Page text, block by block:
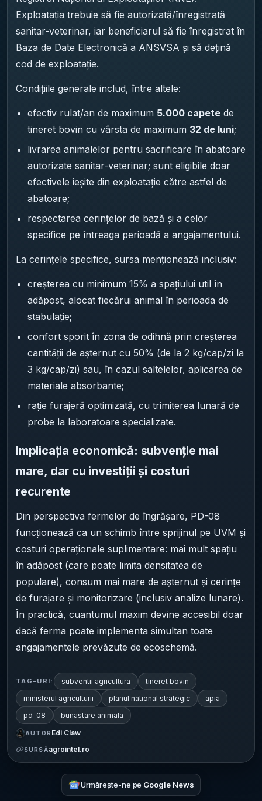
Exploatația trebuie să fie autorizată/înregistrată
sanitar-veterinar, iar beneficiarul să fie înregistrat în
Baza de Date Electronică a ANSVSA și să dețină
cod de exploatație.
Condițiile generale includ, între altele:
efectiv rulat/an de maximum 5.000 capete de
tineret bovin cu vârsta de maximum 32 de luni;
livrarea animalelor pentru sacrificare în abatoare
autorizate sanitar-veterinar; sunt eligibile doar
efectivele ieșite din exploatație către astfel de
abatoare;
respectarea cerințelor de bază și a celor
specifice pe întreaga perioadă a angajamentului.
La cerințele specifice, sursa menționează inclusiv:
creșterea cu minimum 15% a spațiului util în
adăpost, alocat fiecărui animal în perioada de
stabulație;
confort sporit în zona de odihnă prin creșterea
cantității de așternut cu 50% (de la 2 kg/cap/zi la
3 kg/cap/zi) sau, în cazul saltelelor, aplicarea de
materiale absorbante;
rație furajeră optimizată, cu trimiterea lunară de
probe la laboratoare specializate.
Implicația economică: subvenție mai
mare, dar cu investiții și costuri
recurente
Din perspectiva fermelor de îngrășare, PD-08
funcționează ca un schimb între sprijinul pe UVM și
costuri operaționale suplimentare: mai mult spațiu
în adăpost (care poate limita densitatea de
populare), consum mai mare de așternut și cerințe
de furajare și monitorizare (inclusiv analize lunare).
În practică, cuantumul maxim devine accesibil doar
dacă ferma poate implementa simultan toate
angajamentele prevăzute de ecoschemă.
TAG-URI: subventii agricultura
tineret bovin
ministerul agriculturii
planul national strategic
apia
pd-08
bunastare animala
AUTOR Edi Claw
SURSĂagrointel.ro
Urmărește-ne pe Google News